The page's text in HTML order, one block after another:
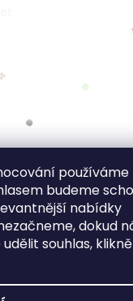
používáme
budeme
nabídky
dokud
souhlas,